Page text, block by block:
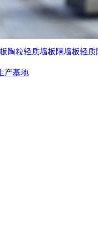
陶粒轻质墙板 隔墙板轻质
产基地